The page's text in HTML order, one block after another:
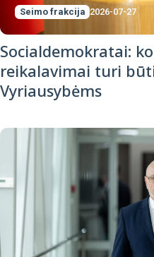
Seimo frakcija 2026-07-27
Socialdemokratai:
reikalavimai turi
Vyriausybėms